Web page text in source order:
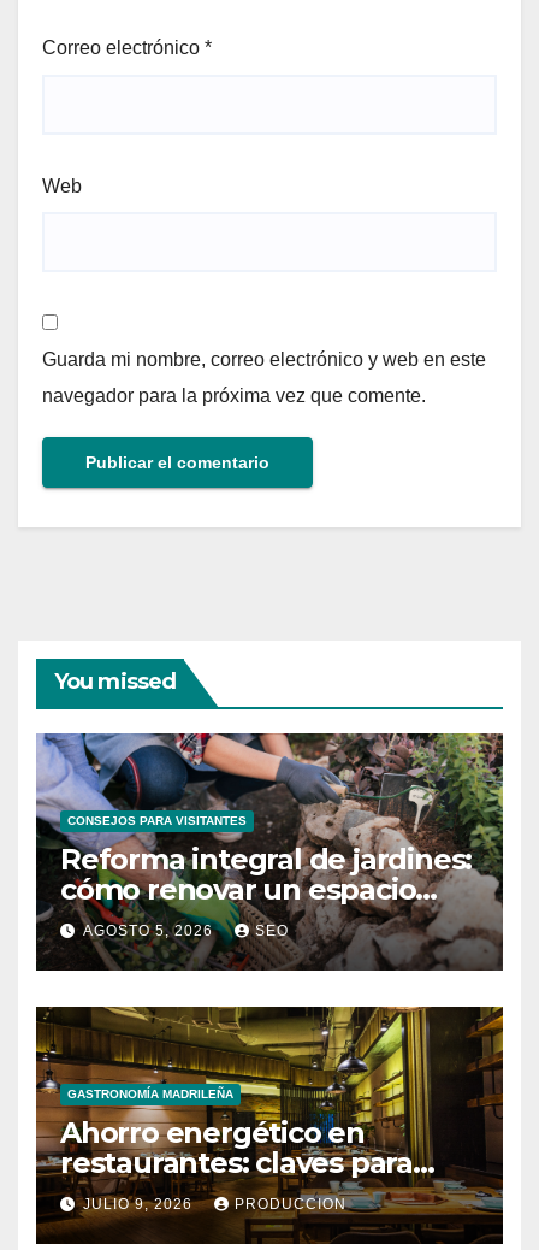
Correo electrónico *
Web
Guarda mi nombre, correo electrónico y web en este
navegador para la próxima vez que comente.
You missed
CONSEJOS PARA VISITANTES
Reforma integral de jardines:
cómo renovar un espacio
exterior
AGOSTO 5, 2026 SEO
GASTRONOMÍA MADRILEÑA
Ahorro energético en
restaurantes: claves para
reducir costes mensuales
JULIO 9, 2026 PRODUCCION